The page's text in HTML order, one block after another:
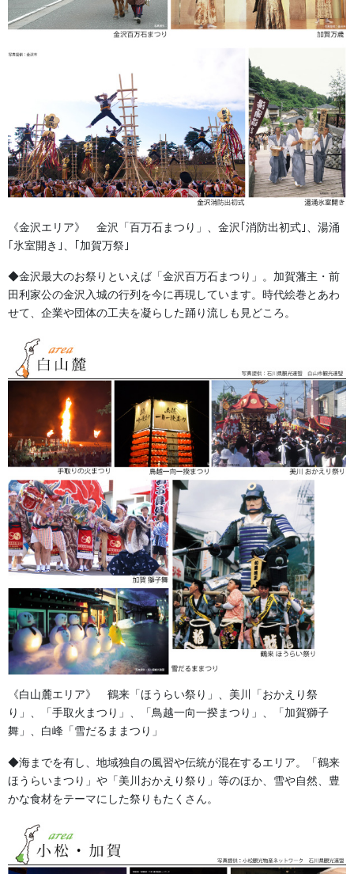
夏場のお揃いのハンテンとしてオススメします。
金沢・祭りの森佐
お祭り衣装・お祭り用品のご相談は金沢・森佐へお気軽にお問
い合わせください。
伝統行事、お祭りで地域に笑顔を！！
076-237-8888
営業時間 10:00-18:00 〒920-0061金沢市問屋町2丁目85
(FAX076-237-7150)
人形の森佐は12月〜4月末まで土曜、日曜も営業。
お問い合わせ
法被・はっぴ・はんてん・印半纏
提灯 祭
前の記事
切長提灯 三色幕柄入り
《金沢エリア》 金沢「百万石まつり」、金沢｢消防出初式｣、湯涌
｢氷室開き｣、｢加賀万祭｣
◆金沢最大のお祭りといえば「金沢百万石まつり」。加賀藩主・前
田利家公の金沢入城の行列を今に再現しています。時代絵巻とあわ
せて、企業や団体の工夫を凝らした踊り流しも見どころ。
《白山麓エリア》 鶴来「ほうらい祭り」、美川「おかえり祭
り」、「手取火まつり」、「鳥越一向一揆まつり」、「加賀獅子
舞」、白峰「雪だるままつり」
◆海までを有し、地域独自の風習や伝統が混在するエリア。「鶴来
ほうらいまつり」や「美川おかえり祭り」等のほか、雪や自然、豊
かな食材をテーマにした祭りもたくさん。